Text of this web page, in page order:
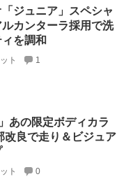
ジュニア」スペシャ
カンターラ採用で洗
を調和
ト 1
あの限定ボディカラ
改良で走り＆ビジュア
ト 0